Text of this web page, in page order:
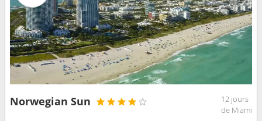
Norwegian Sun
12 jours
de Miami